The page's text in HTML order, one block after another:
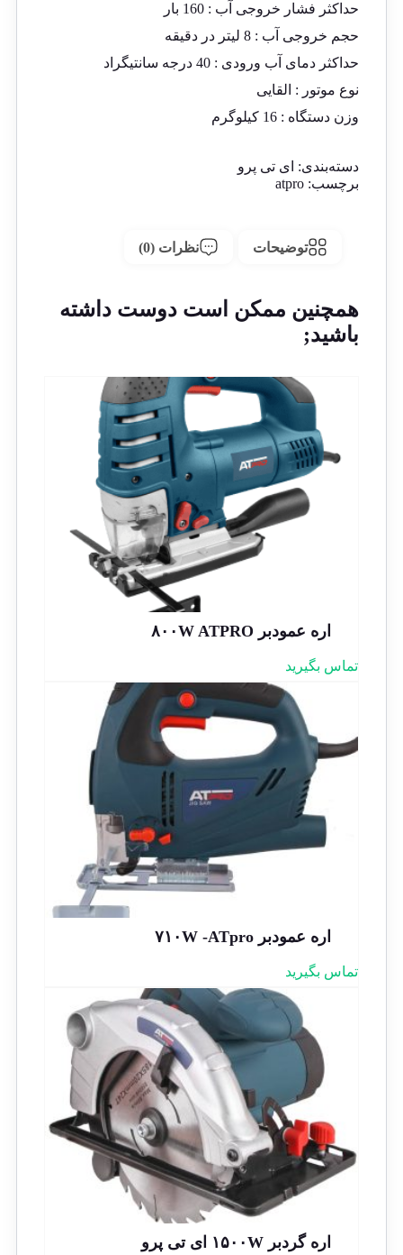
حداکثر فشار خروجی آب : 160 بار
حجم خروجی آب : 8 لیتر در دقیقه
حداکثر دمای آب ورودی : 40 درجه سانتیگراد
نوع موتور : القایی
وزن دستگاه : 16 کیلوگرم
دسته‌بندی: ای تی پرو
برچسب: atpro
توضیحات نظرات (0)
همچنین ممکن است دوست داشته
باشید;
اره عمودبر ۸۰۰W ATPRO
تماس بگیرید
اره عمودبر ۷۱۰W -ATpro
تماس بگیرید
اره گردبر ۱۵۰۰W ای تی پرو